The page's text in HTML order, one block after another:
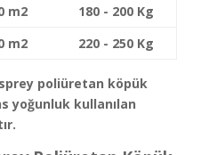
m2
180 - 200 Kg
m2 220 - 250 Kg
poliüretan köpük
yoğunluk kullanılan